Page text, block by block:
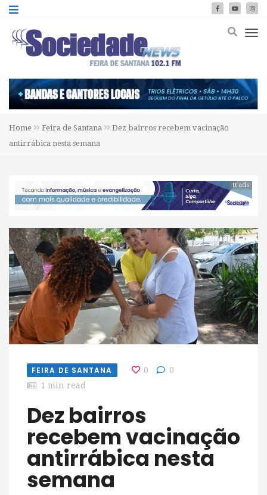
Home Feira de Santana
Dez bairros recebem vacinação
antirrábica nesta semana
tt ads
FEIRA DE SANTANA 0
0
1 min read
Dez bairros
recebem vacinação
antirrábica nesta
semana